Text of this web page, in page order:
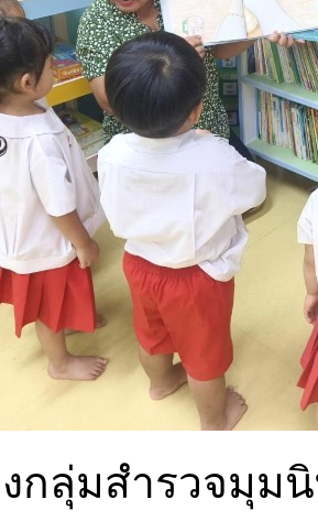
งกลุ่มสำรวจมุม